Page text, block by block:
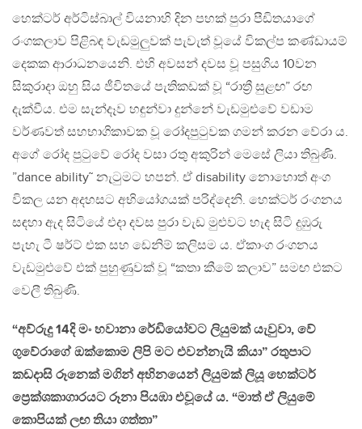
හෙක්ටර් අර්ටිස්බාල් වියනාහි දින පහක් පුරා පීඩිතයාගේ
රංගකලාව පිළිබඳ වැඩමුලුවක් පැවැත් වූයේ විකල්ප කණ්ඩායම්
දෙකක ආරාධනයෙනි. එහි අවසන් දවස වූ පසුගිය 10වන
සිකුරාදා ඔහු සිය ජීවිතයේ පැතිකඩක් වූ “රාත්‍රී සුළඟ” රඟ
දැක්වීය. එම සැන්දෑව හඳුන්වා දුන්නේ වැඩමුළුවේ වඩාම
වර්ණවත් සහභාගිකාවක වූ රෝදපුටුවක ගමන් කරන වේරා ය.
අගේ රෝද පුටුවේ රෝද වසා රතු අකුරින් මෙසේ ලියා තිබුණි.
”dance ability˜ නැටුමට හපන්. ඒ disability නොහොත් අංග
විකල යන අදහසට අභියෝගයක් පරිද්දෙනි. හෙක්ටර් රංගනය
සඳහා ඇද සිටියේ එදා දවස පුරා වැඩ මුළුවට හැද සිටි දුඹුරු
පැහැ ටී ෂර්ට් එක සහ ඩෙනිම් කලිසම ය. ඒකාංග රංගනය
වැඩමුළුවේ එක් පුහුණුවක් වූ “කතා කීමේ කලාව” සමඟ එකට
වෙලී තිබුණි.
“අව්රුදු 14දි මං හවානා රේඩියෝවට ලියුමක් යැවුවා, වේ
ගුවේරාගේ ඔක්කොම ලිපි මට එවන්නැයි කියා” රතුපාට
කඩදාසි රූනෙක් මගින් අභිනයෙන් ලියුමක් ලියූ හෙක්ටර්
ප්‍රෙක්ශකාගාරයට රූනා පියඹා එවූයේ ය. “මාත් ඒ ලියුමේ
කොපියක් ලඟ තියා ගත්තා”